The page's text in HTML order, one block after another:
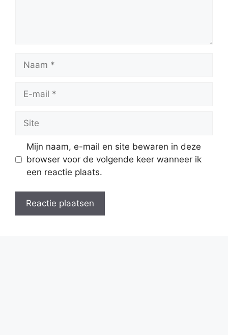
mail
Mijn naam, e-mail en site bewaren in deze
browser voor de volgende keer wanneer ik
een reactie plaats.